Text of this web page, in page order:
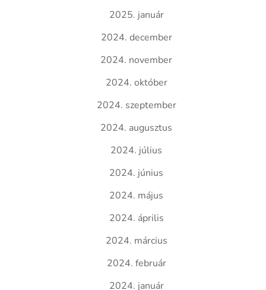
2025. január
2024. december
2024. november
2024. október
2024. szeptember
2024. augusztus
2024. július
2024. június
2024. május
2024. április
2024. március
2024. február
2024. január